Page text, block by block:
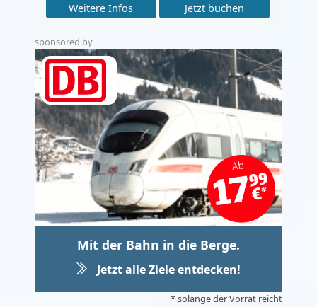
Weitere Infos
Jetzt buchen
sponsored by
Mit der Bahn in die Berge.
Jetzt alle Ziele entdecken!
* solange der Vorrat reicht